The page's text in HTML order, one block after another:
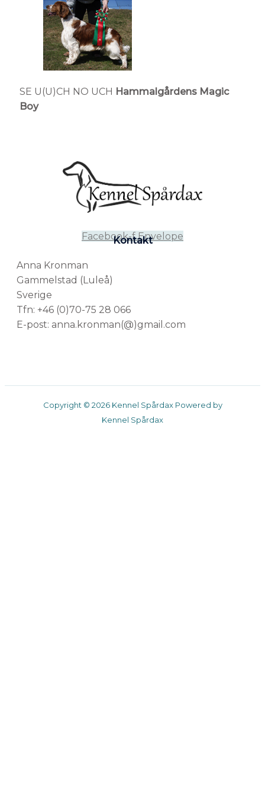
SE U(U)CH NO UCH Hammalgårdens Magic
Boy
Facebook-f Envelope
Kontakt
Anna Kronman
Gammelstad (Luleå)
Sverige
Tfn: +46 (0)70-75 28 066
E-post: anna.kronman(@)gmail.com
Copyright © 2026 Kennel Spårdax Powered by
Kennel Spårdax